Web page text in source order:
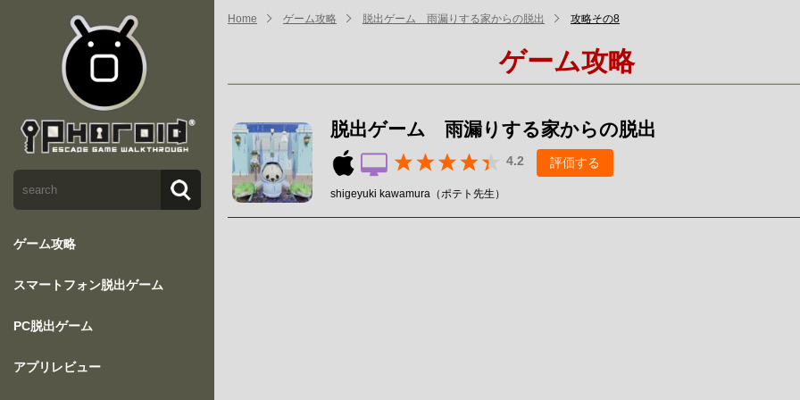
ゲーム攻略
スマートフォン脱出ゲーム
PC脱出ゲーム
アプリレビュー
Home ゲーム攻略 脱出ゲーム 雨漏りする家からの脱出 攻略その8
ゲーム攻略
脱出ゲーム 雨漏りする家からの脱出
4.2 評価する
shigeyuki kawamura（ポテト先生）